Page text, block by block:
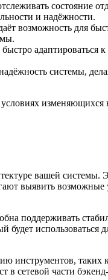
состояние
и надёжности.
возможность для
адаптироваться
системы,
условиях
вашей
выявить возможные
поддерживать
использоваться
инструментов,
сетевой части